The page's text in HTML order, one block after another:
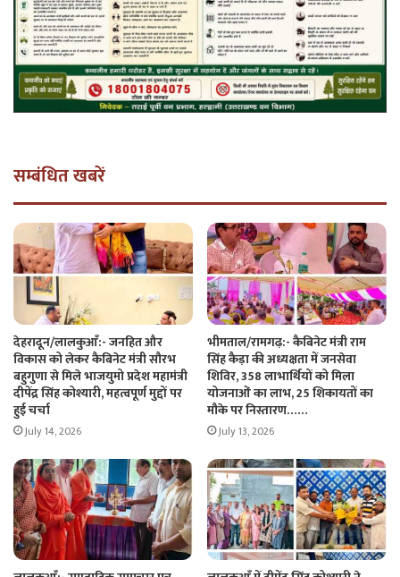
सम्बंधित खबरें
देहरादून/लालकुआँ:- जनहित और
विकास को लेकर कैबिनेट मंत्री सौरभ
बहुगुणा से मिले भाजयुमो प्रदेश महामंत्री
दीपेंद्र सिंह कोश्यारी, महत्वपूर्ण मुद्दों पर
हुई चर्चा
July 14, 2026
भीमताल/रामगढ़:- कैबिनेट मंत्री राम
सिंह कैड़ा की अध्यक्षता में जनसेवा
शिविर, 358 लाभार्थियों को मिला
योजनाओं का लाभ, 25 शिकायतों का
मौके पर निस्तारण……
July 13, 2026